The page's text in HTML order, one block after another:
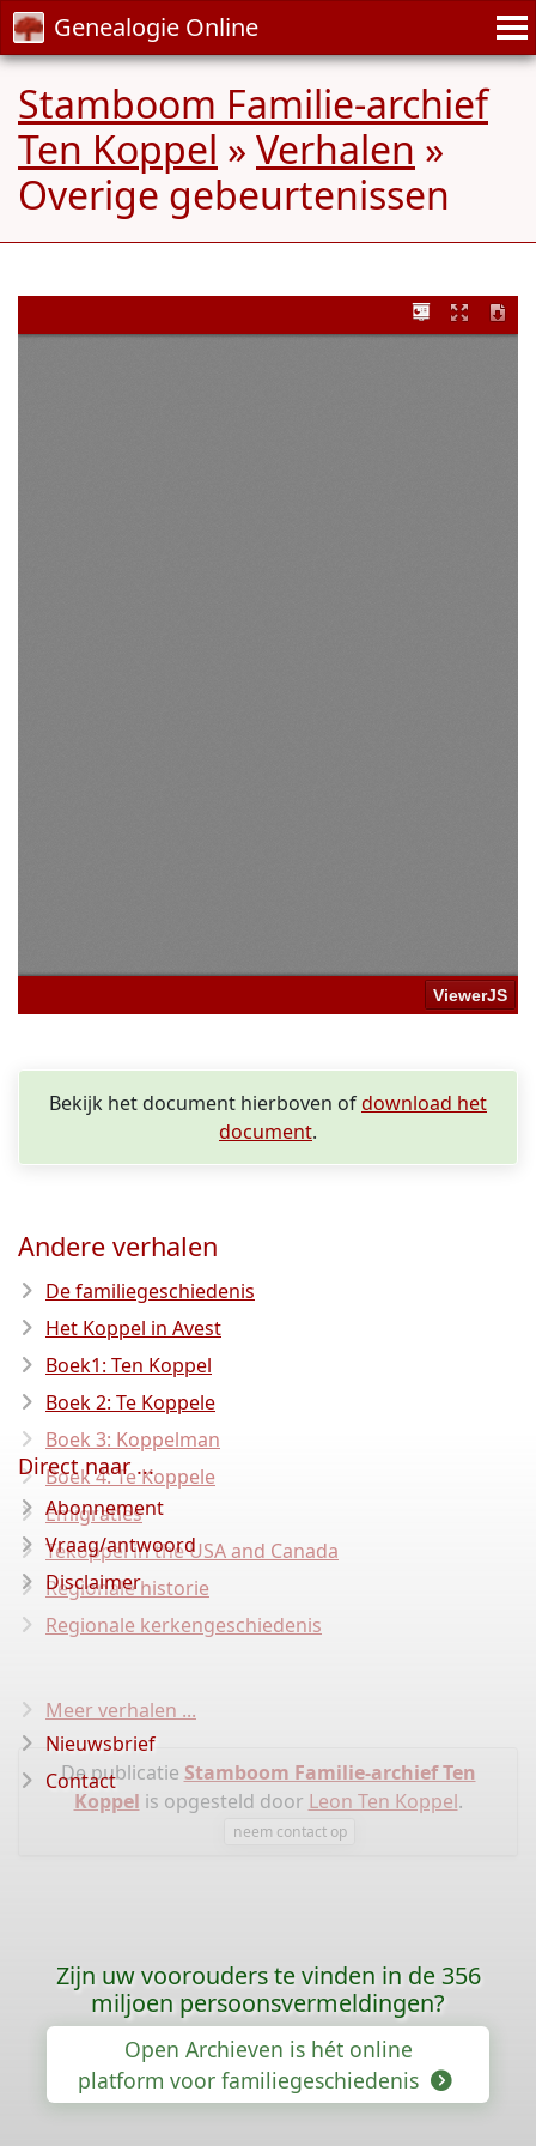
Genealogie Online
Stamboom Familie-archief
Ten Koppel » Verhalen »
Overige gebeurtenissen
Bekijk het document hierboven ofdownload het
document.
Andere verhalen
De familiegeschiedenis
Het Koppel in Avest
Boek1: Ten Koppel
Boek 2: Te Koppele
Boek 3: Koppelman
Boek 4: Te Koppele
Emigraties
Tekoppel in the USA and Canada
Regionale historie
Regionale kerkengeschiedenis
Meer verhalen ...
De publicatie Stamboom Familie-archief Ten
Koppel is opgesteld door Leon Ten Koppel.
neem contact op
Direct naar ...
Abonnement
Vraag/antwoord
Disclaimer
Nieuwsbrief
Contact
Zijn uw voorouders te vinden in de 356
miljoen persoonsvermeldingen?
Open Archieven is hét online
platform voor familiegeschiedenis